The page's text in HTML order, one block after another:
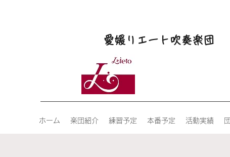
愛媛リエート吹奏楽団
ホーム 楽団紹介 練習予定 本番予定 活動実績